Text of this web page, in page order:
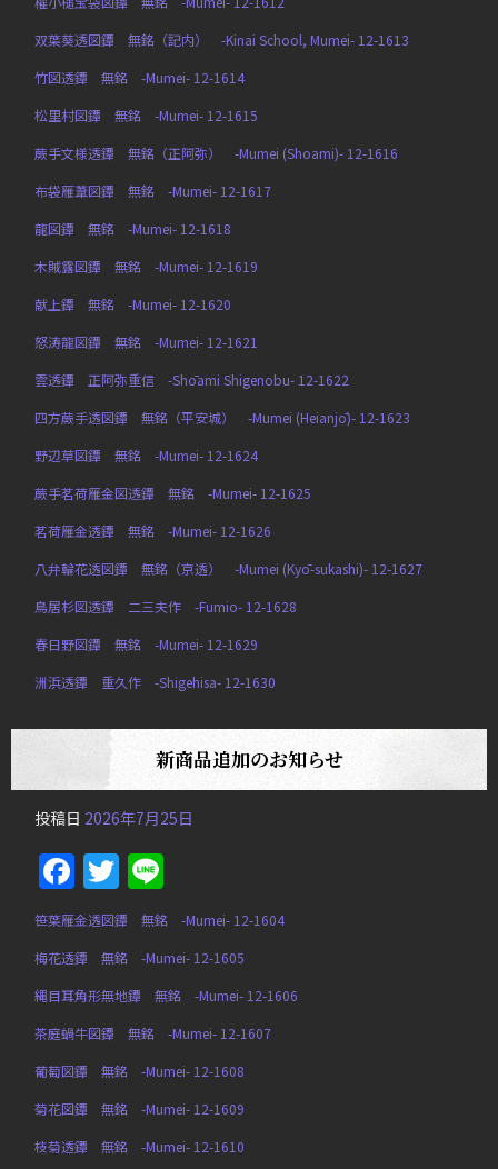
双葉葵透図鐔 無銘（記内） -Kinai School, Mumei- 12-1613
竹図透鐔 無銘 -Mumei- 12-1614
松里村図鐔 無銘 -Mumei- 12-1615
蕨手文様透鐔 無銘（正阿弥） -Mumei (Shoami)- 12-1616
布袋雁葦図鐔 無銘 -Mumei- 12-1617
龍図鐔 無銘 -Mumei- 12-1618
木賊露図鐔 無銘 -Mumei- 12-1619
献上鐔 無銘 -Mumei- 12-1620
怒涛龍図鐔 無銘 -Mumei- 12-1621
雲透鐔 正阿弥重信 -Shōami Shigenobu- 12-1622
四方蕨手透図鐔 無銘（平安城） -Mumei (Heianjō)- 12-1623
野辺草図鐔 無銘 -Mumei- 12-1624
蕨手茗荷雁金図透鐔 無銘 -Mumei- 12-1625
茗荷雁金透鐔 無銘 -Mumei- 12-1626
八弁輪花透図鐔 無銘（京透） -Mumei (Kyō-sukashi)- 12-1627
鳥居杉図透鐔 二三夫作 -Fumio- 12-1628
春日野図鐔 無銘 -Mumei- 12-1629
洲浜透鐔 重久作 -Shigehisa- 12-1630
新商品追加のお知らせ
投稿日 2026年7月25日
Facebook
Twitter
笹葉雁金透図鐔 無銘 -Mumei- 12-1604
梅花透鐔 無銘 -Mumei- 12-1605
縄目耳角形無地鐔 無銘 -Mumei- 12-1606
茶庭蝸牛図鐔 無銘 -Mumei- 12-1607
葡萄図鐔 無銘 -Mumei- 12-1608
菊花図鐔 無銘 -Mumei- 12-1609
枝菊透鐔 無銘 -Mumei- 12-1610